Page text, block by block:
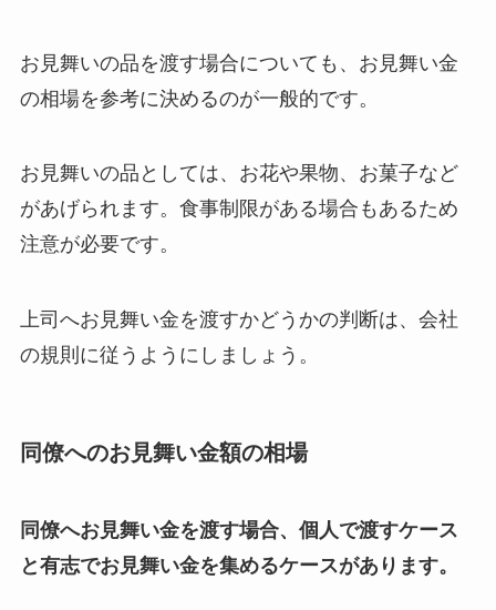
お見舞いの品を渡す場合についても、お見舞い金
の相場を参考に決めるのが一般的です。
お見舞いの品としては、お花や果物、お菓子など
があげられます。食事制限がある場合もあるため
注意が必要です。
上司へお見舞い金を渡すかどうかの判断は、会社
の規則に従うようにしましょう。
同僚へのお見舞い金額の相場
同僚へお見舞い金を渡す場合、個人で渡すケース
と有志でお見舞い金を集めるケースがあります。